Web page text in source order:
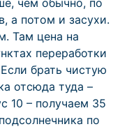
чем обычно, по
а потом и засухи.
Там цена на
переработки
брать чистую
отсюда туда –
10 – получаем 35
по